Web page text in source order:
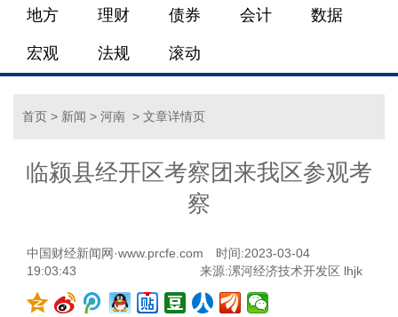
地方 理财 债券 会计 数据
宏观 法规 滚动
首页 > 新闻 > 河南 > 文章详情页
临颍县经开区考察团来我区参观考
察
中国财经新闻网·www.prcfe.com
时间:2023-03-04
19:03:43
来源:漯河经济技术开发区 lhjk